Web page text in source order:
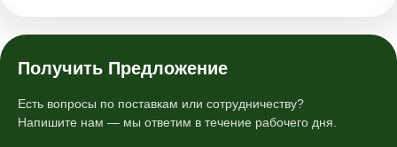
Получить Предложение
Есть вопросы по поставкам или сотрудничеству?
Напишите нам — мы ответим в течение рабочего дня.